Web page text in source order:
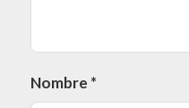
Nombre *